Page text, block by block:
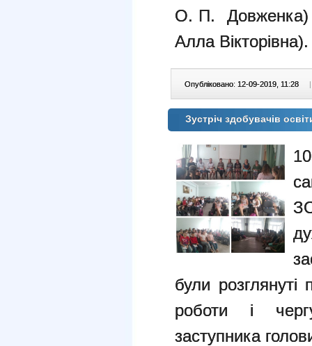
О. П. Довженка)
Алла Вікторівна).
Опубліковано: 12-09-2019, 11:28 |
Зустріч здобувачів
були розглянуті
роботи і
заступника